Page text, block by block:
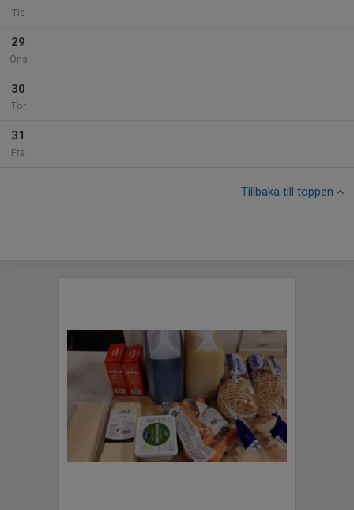
Tis
29
Ons
30
Tor
31
Fre
Tillbaka till toppen